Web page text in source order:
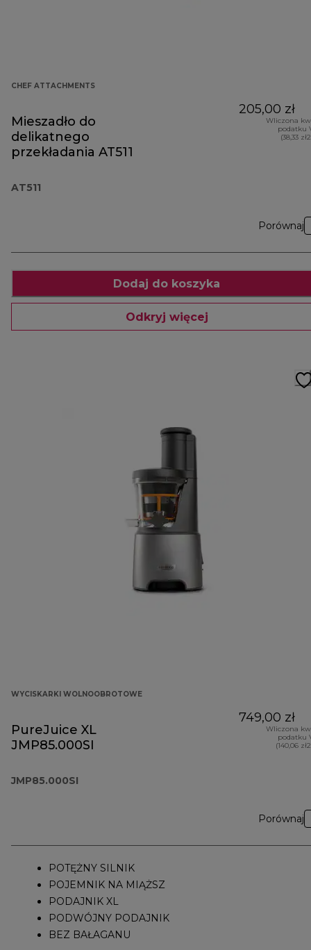
CHEF ATTACHMENTS
Mieszadło do
delikatnego
przekładania AT511
AT511
205,00 zł
Wliczona
podatku
(38,33
Porównaj
Dodaj do koszyka
Odkryj więcej
WYCISKARKI WOLNOOBROTOWE
PureJuice XL
JMP85.000SI
JMP85.000SI
749,00 zł
Wliczona
podatku
(140,06
Porównaj
POTĘŻNY SILNIK
POJEMNIK NA MIĄŻSZ
PODAJNIK XL
PODWÓJNY PODAJNIK
BEZ BAŁAGANU